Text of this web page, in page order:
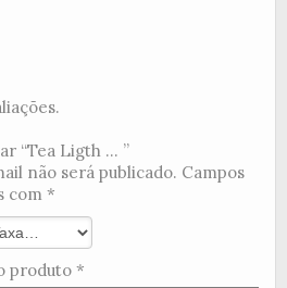
“Tea Ligth ... ”
não será publicado. Campos
com *
produto *